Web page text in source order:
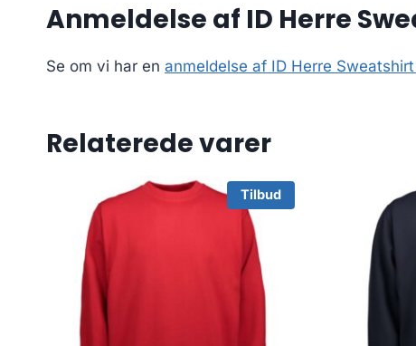
Anmeldelse af ID Herre
Se om vi har en anmeldelse af ID Herre
Relaterede varer
Tilbud